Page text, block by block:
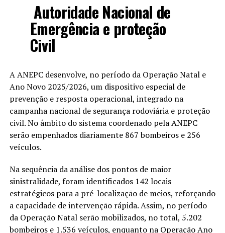
Autoridade Nacional de
Emergência e proteção
Civil
A ANEPC desenvolve, no período da Operação Natal e
Ano Novo 2025/2026, um dispositivo especial de
prevenção e resposta operacional, integrado na
campanha nacional de segurança rodoviária e proteção
civil. No âmbito do sistema coordenado pela ANEPC
serão empenhados diariamente 867 bombeiros e 256
veículos.
Na sequência da análise dos pontos de maior
sinistralidade, foram identificados 142 locais
estratégicos para a pré-localização de meios, reforçando
a capacidade de intervenção rápida. Assim, no período
da Operação Natal serão mobilizados, no total, 5.202
bombeiros e 1.536 veículos, enquanto na Operação Ano